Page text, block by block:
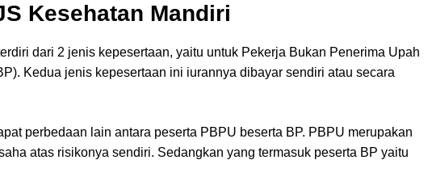
Kesehatan Mandiri
dari 2 jenis kepesertaan, yaitu untuk Pekerja Bukan Penerima Upah
Kedua jenis kepesertaan ini iurannya dibayar sendiri atau secara
perbedaan lain antara peserta PBPU beserta BP. PBPU merupakan
atas risikonya sendiri. Sedangkan yang termasuk peserta BP yaitu